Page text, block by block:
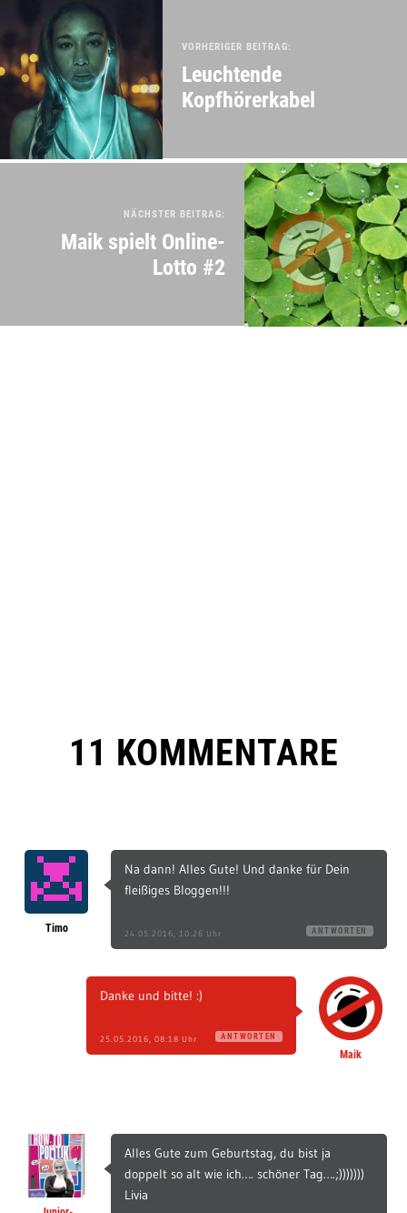
VORHERIGER BEITRAG:
Leuchtende
Kopfhörerkabel
NÄCHSTER BEITRAG:
Maik spielt Online-
Lotto #2
11 KOMMENTARE
Timo
Na dann! Alles Gute! Und danke für Dein
fleißiges Bloggen!!!
24.05.2016, 10:26 Uhr ANTWORTEN
Maik
Danke und bitte! :)
25.05.2016, 08:18 Uhr ANTWORTEN
Alles Gute zum Geburtstag, du bist ja
doppelt so alt wie ich…. schöner Tag….;)))))))
Livia